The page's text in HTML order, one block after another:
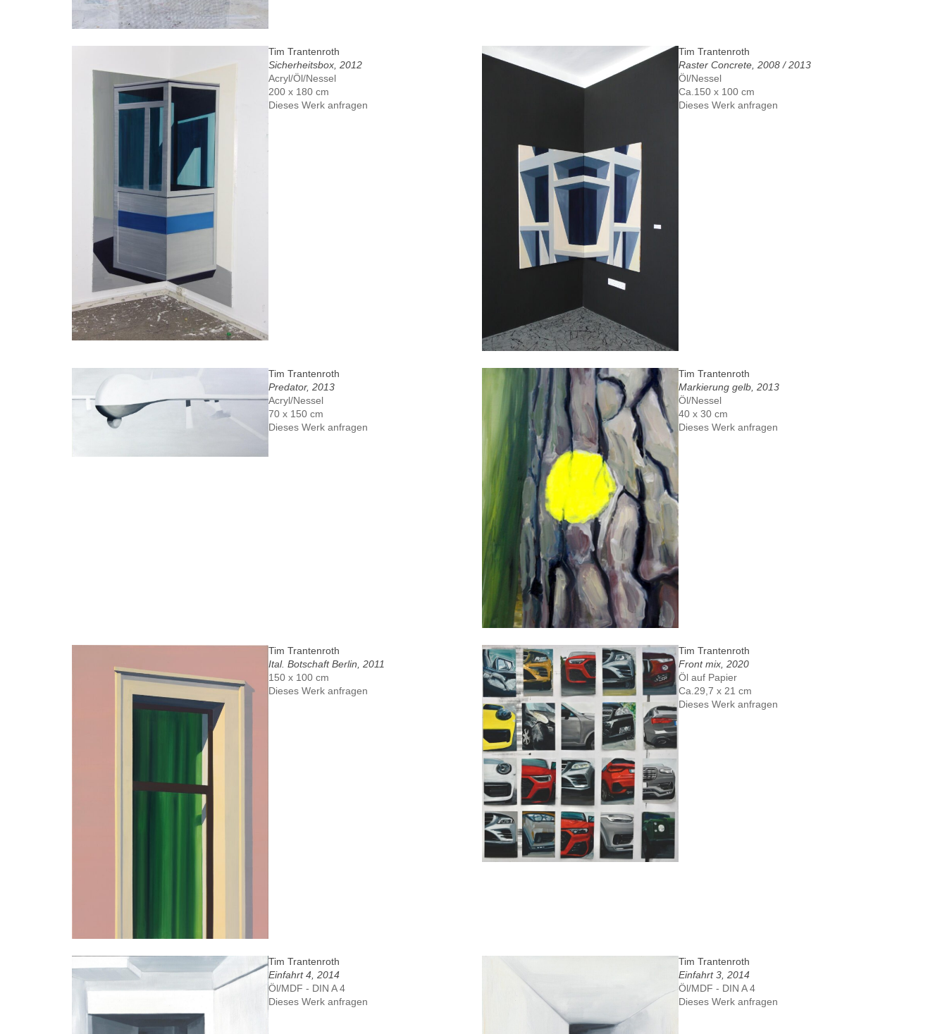
Tim Trantenroth
Sicherheitsbox, 2012
Acryl/Öl/Nessel
200 x 180 cm
Dieses Werk anfragen
Tim Trantenroth
Raster Concrete, 2008 / 2013
Öl/Nessel
Ca.150 x 100 cm
Dieses Werk anfragen
Tim Trantenroth
Predator, 2013
Acryl/Nessel
70 x 150 cm
Dieses Werk anfragen
Tim Trantenroth
Markierung gelb, 2013
Öl/Nessel
40 x 30 cm
Dieses Werk anfragen
Tim Trantenroth
Ital. Botschaft Berlin, 2011
150 x 100 cm
Dieses Werk anfragen
Tim Trantenroth
Front mix, 2020
Öl auf Papier
Ca.29,7 x 21 cm
Dieses Werk anfragen
Tim Trantenroth
Einfahrt 4, 2014
Öl/MDF - DIN A 4
Dieses Werk anfragen
Tim Trantenroth
Einfahrt 3, 2014
Öl/MDF - DIN A 4
Dieses Werk anfragen